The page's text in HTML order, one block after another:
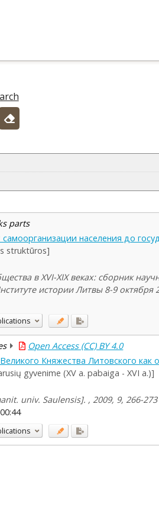
parts
населения до
struktūros]
в XVI-XIX веках: сборник
истории Литвы 8-9
Open Access (CC) BY 4.0
Княжества Литовского
gyvenime (XV a. pabaiga - XVI a.)]
univ. Saulensis]. , 2009, 9, 266-273